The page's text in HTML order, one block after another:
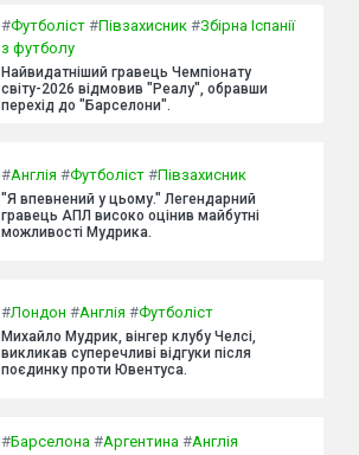
#Футболіст #Півзахисник #Збірна Іспанії
з футболу
Найвидатніший гравець Чемпіонату
світу-2026 відмовив "Реалу", обравши
перехід до "Барселони".
#Англія #Футболіст #Півзахисник
"Я впевнений у цьому." Легендарний
гравець АПЛ високо оцінив майбутні
можливості Мудрика.
#Лондон #Англія #Футболіст
Михайло Мудрик, вінгер клубу Челсі,
викликав суперечливі відгуки після
поєдинку проти Ювентуса.
#Барселона #Аргентина #Англія